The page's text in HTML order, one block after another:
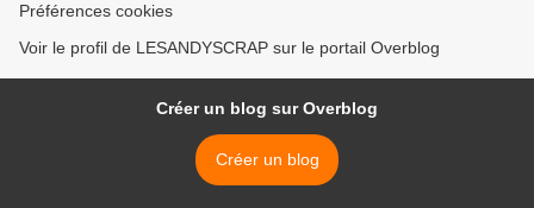
Préférences cookies
Voir le profil de LESANDYSCRAP sur le portail Overblog
Créer un blog sur Overblog
Créer un blog